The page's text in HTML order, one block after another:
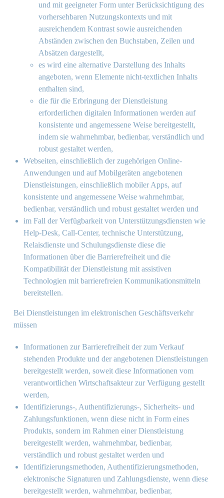
und mit geeigneter Form unter Berücksichtigung des
vorhersehbaren Nutzungskontexts und mit
ausreichendem Kontrast sowie ausreichenden
Abständen zwischen den Buchstaben, Zeilen und
Absätzen dargestellt,
es wird eine alternative Darstellung des Inhalts
angeboten, wenn Elemente nicht-textlichen Inhalts
enthalten sind,
die für die Erbringung der Dienstleistung
erforderlichen digitalen Informationen werden auf
konsistente und angemessene Weise bereitgestellt,
indem sie wahrnehmbar, bedienbar, verständlich und
robust gestaltet werden,
Webseiten, einschließlich der zugehörigen Online-
Anwendungen und auf Mobilgeräten angebotenen
Dienstleistungen, einschließlich mobiler Apps, auf
konsistente und angemessene Weise wahrnehmbar,
bedienbar, verständlich und robust gestaltet werden und
im Fall der Verfügbarkeit von Unterstützungsdiensten wie
Help-Desk, Call-Center, technische Unterstützung,
Relaisdienste und Schulungsdienste diese die
Informationen über die Barrierefreiheit und die
Kompatibilität der Dienstleistung mit assistiven
Technologien mit barrierefreien Kommunikationsmitteln
bereitstellen.
Bei Dienstleistungen im elektronischen Geschäftsverkehr
müssen
Informationen zur Barrierefreiheit der zum Verkauf
stehenden Produkte und der angebotenen Dienstleistungen
bereitgestellt werden, soweit diese Informationen vom
verantwortlichen Wirtschaftsakteur zur Verfügung gestellt
werden,
Identifizierungs-, Authentifizierungs-, Sicherheits- und
Zahlungsfunktionen, wenn diese nicht in Form eines
Produkts, sondern im Rahmen einer Dienstleistung
bereitgestellt werden, wahrnehmbar, bedienbar,
verständlich und robust gestaltet werden und
Identifizierungsmethoden, Authentifizierungsmethoden,
elektronische Signaturen und Zahlungsdienste, wenn diese
bereitgestellt werden, wahrnehmbar, bedienbar,